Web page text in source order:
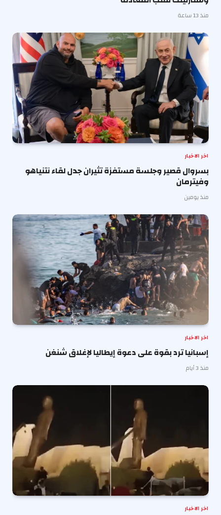
منذ 13 ساعة
اخر الاخبار
بسروال قصير وجلسة مستفزة تثيران جدل لقاء نتنياهو
وفيترمان
منذ يومين
اخر الاخبار
إسبانيا ترد بقوة على دعوة إيطاليا لإغلاق شنغن
منذ 3 أيام
اخر الاخبار